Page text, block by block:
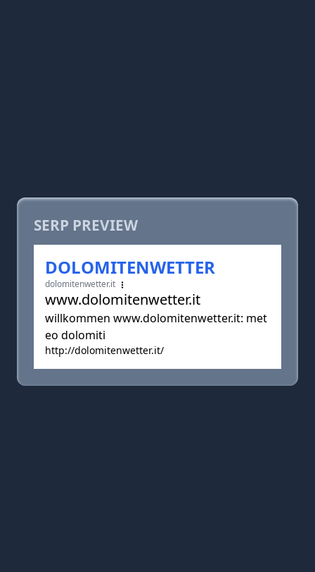
SERP PREVIEW
DOLOMITENWETTER
dolomitenwetter.it
www.dolomitenwetter.it
willkommen www.dolomitenwetter.it: met
eo dolomiti
http://dolomitenwetter.it/